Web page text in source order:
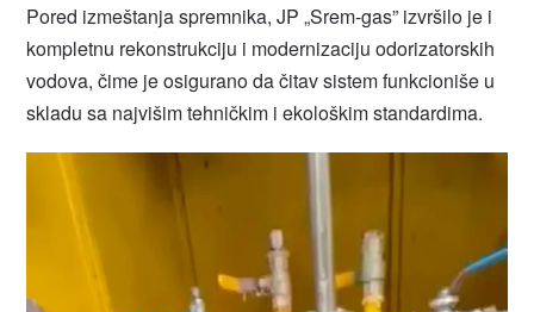
Pored izmeštanja spremnika, JP „Srem-gas” izvršilo je i
kompletnu rekonstrukciju i modernizaciju odorizatorskih
vodova, čime je osigurano da čitav sistem funkcioniše u
skladu sa najvišim tehničkim i ekološkim standardima.